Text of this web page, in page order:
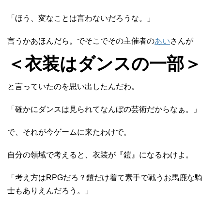
「ほう、変なことは言わないだろうな。」
言うかあほんだら。でそこでその主催者のあいさんが
＜衣装はダンスの一部＞
と言っていたのを思い出したんだわ。
「確かにダンスは見られてなんぼの芸術だからなぁ。」
で、それが今ゲームに来たわけで。
自分の領域で考えると、衣装が『鎧』になるわけよ。
「考え方はRPGだろ？鎧だけ着て素手で戦うお馬鹿な騎
士もありえんだろう。」